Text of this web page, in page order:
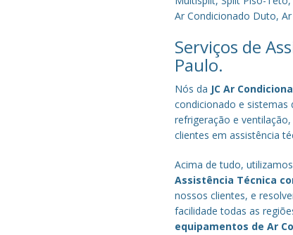
Ar Condicionado Duto,
Serviços de
Paulo.
Nós da JC Ar
condicionado e sistemas
refrigeração e
clientes em assistência
Acima de tudo,
Assistência Técnica
nossos clientes, e
facilidade todas as
equipamentos de Ar